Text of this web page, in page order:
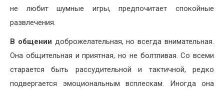
не любит шумные игры, предпочитает спокойные
развлечения.
В общении доброжелательная, но всегда внимательная.
Она общительная и приятная, но не болтливая. Со всеми
старается быть рассудительной и тактичной, редко
подвергается эмоциональным всплескам. Иногда она